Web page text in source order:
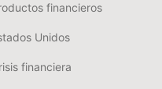
financieros
Unidos
financiera